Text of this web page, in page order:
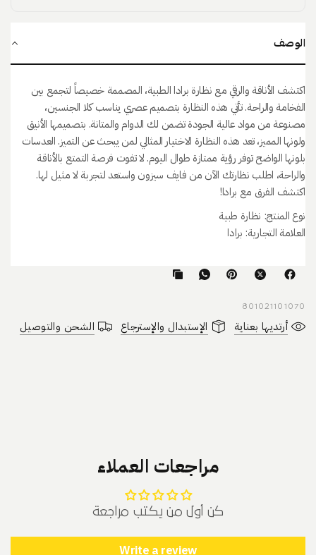
الوصف
اكتشف الأناقة والرقي مع نظارة برادا الطبية، المصممة خصيصاً لتجمع بين
الفخامة والراحة. تأتي هذه النظارة بتصميم عصري يناسب كلا الجنسين،
مصنوعة من مواد عالية الجودة تضمن لك الدوام والمتانة. بتصميمها الأنيق
ولونها المميز، تعد هذه النظارة الاختيار المثالي لمن يبحث عن التميز. العدسات
بلونها الواضح توفر رؤية ممتازة طوال اليوم. لا تفوت فرصة التمتع بالأناقة
والراحة، اطلب نظارتك الآن من فايف سيزون واستعد لتجربة لا مثيل لها.
اكتشف الفرق مع برادا!
نوع المنتج: نظارة طبية
العلامة التجارية: برادا
801021101070
أرتديها بعناية الإستبدال والإسترجاع الشحن والتوصيل
مراجعات العملاء
كن أول من يكتب مراجعة
Write a review